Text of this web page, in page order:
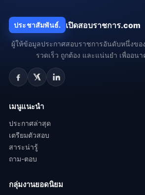
ประชาสัมพันธ์. เปิดสอบราชการ.com
ผู้ให้ข้อมูลประกาศสอบราชการอันดับหนึ่งขอ
รวดเร็ว ถูกต้อง และแน่นยำ เพื่ออน
เมนูแนะนำ
ประกาศล่าสุด
เตรียมตัวสอบ
สาระน่ารู้
ถาม-ตอบ
กลุ่มงานยอดนิยม